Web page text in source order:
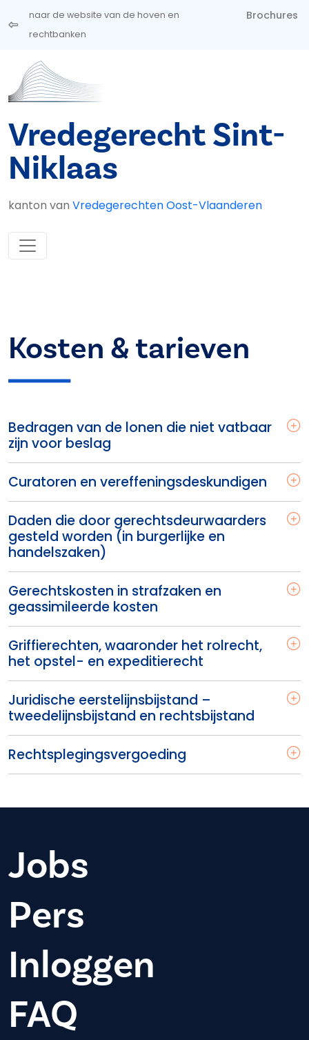
Overslaan en naar de inhoud gaan
naar de website van de hoven en
rechtbanken
Brochures
Vredegerecht Sint-
Niklaas
kanton van Vredegerechten Oost-Vlaanderen
Kosten & tarieven
Bedragen van de lonen die niet vatbaar
zijn voor beslag
Curatoren en vereffeningsdeskundigen
Daden die door gerechtsdeurwaarders
gesteld worden (in burgerlijke en
handelszaken)
Gerechtskosten in strafzaken en
geassimileerde kosten
Griffierechten, waaronder het rolrecht,
het opstel- en expeditierecht
Juridische eerstelijnsbijstand –
tweedelijnsbijstand en rechtsbijstand
Rechtsplegingsvergoeding
Jobs
Pers
Inloggen
FAQ